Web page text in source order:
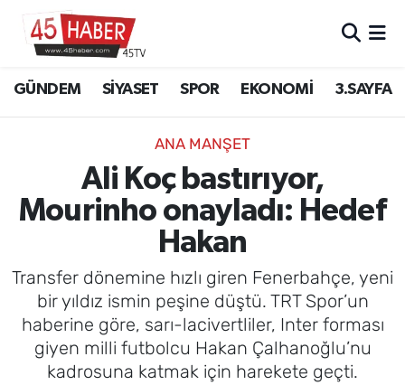
GÜNDEM SİYASET SPOR EKONOMİ 3.SAYFA
ANA MANŞET
Ali Koç bastırıyor,
Mourinho onayladı: Hedef
Hakan
Transfer dönemine hızlı giren Fenerbahçe, yeni
bir yıldız ismin peşine düştü. TRT Spor’un
haberine göre, sarı-lacivertliler, Inter forması
giyen milli futbolcu Hakan Çalhanoğlu’nu
kadrosuna katmak için harekete geçti.
SİYASET
EKONOMİ
EĞİTİM
SAĞLIK
Manisa Hava Durumu
Manisa Namaz Vakitleri
Manisa Trafik Yoğunluk Haritası
Süper Lig Puan Durumu ve Fikstür
Tüm Manşetler
Son Dakika Haberleri